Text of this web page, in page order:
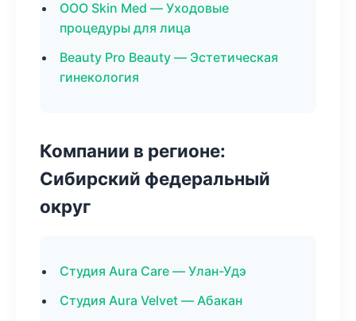
ООО Skin Med — Уходовые
процедуры для лица
Beauty Pro Beauty — Эстетическая
гинекология
Компании в регионе:
Сибирский федеральный
округ
Студия Aura Care — Улан-Удэ
Студия Aura Velvet — Абакан